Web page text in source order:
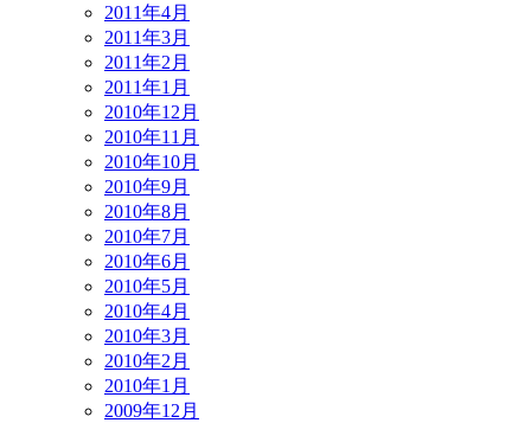
2011年4月
2011年3月
2011年2月
2011年1月
2010年12月
2010年11月
2010年10月
2010年9月
2010年8月
2010年7月
2010年6月
2010年5月
2010年4月
2010年3月
2010年2月
2010年1月
2009年12月